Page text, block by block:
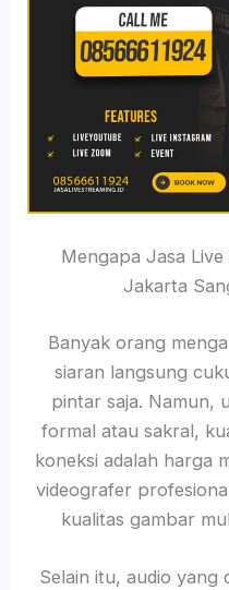
Mengapa Jasa
Jakarta
Banyak orang
siaran langsung
pintar saja. Namun,
formal atau sakral,
koneksi adalah harga
videografer
kualitas gambar
Selain itu, audio yang